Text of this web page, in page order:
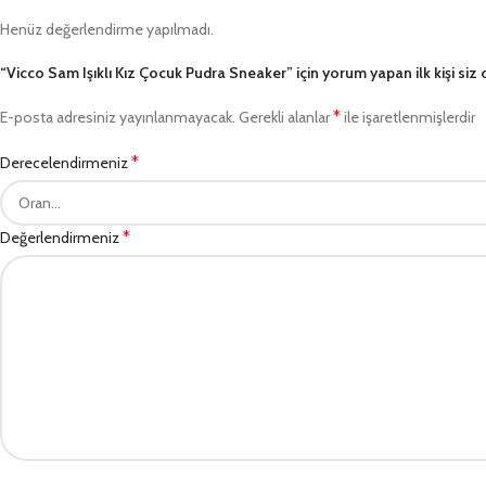
Henüz değerlendirme yapılmadı.
“Vicco Sam Işıklı Kız Çocuk Pudra Sneaker” için yorum yapan ilk kişi siz
E-posta adresiniz yayınlanmayacak. Gerekli alanlar*ile işaretlenmişlerdir
Derecelendirmeniz*
Değerlendirmeniz*